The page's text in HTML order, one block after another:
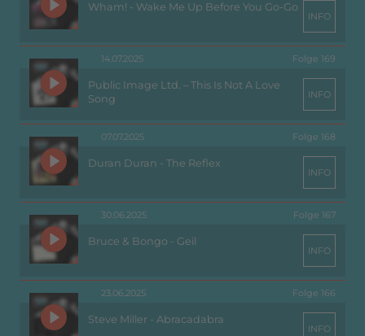
Wham! - Wake Me Up Before You Go-Go
INFO
14.07.2025 Folge 169
Public Image Ltd. – This Is Not A Love
Song
INFO
07.07.2025 Folge 168
Duran Duran - The Reflex
INFO
30.06.2025 Folge 167
Bruce & Bongo - Geil
INFO
23.06.2025 Folge 166
Steve Miller - Abracadabra
INFO